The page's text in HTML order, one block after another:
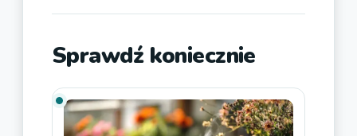
Sprawdź koniecznie